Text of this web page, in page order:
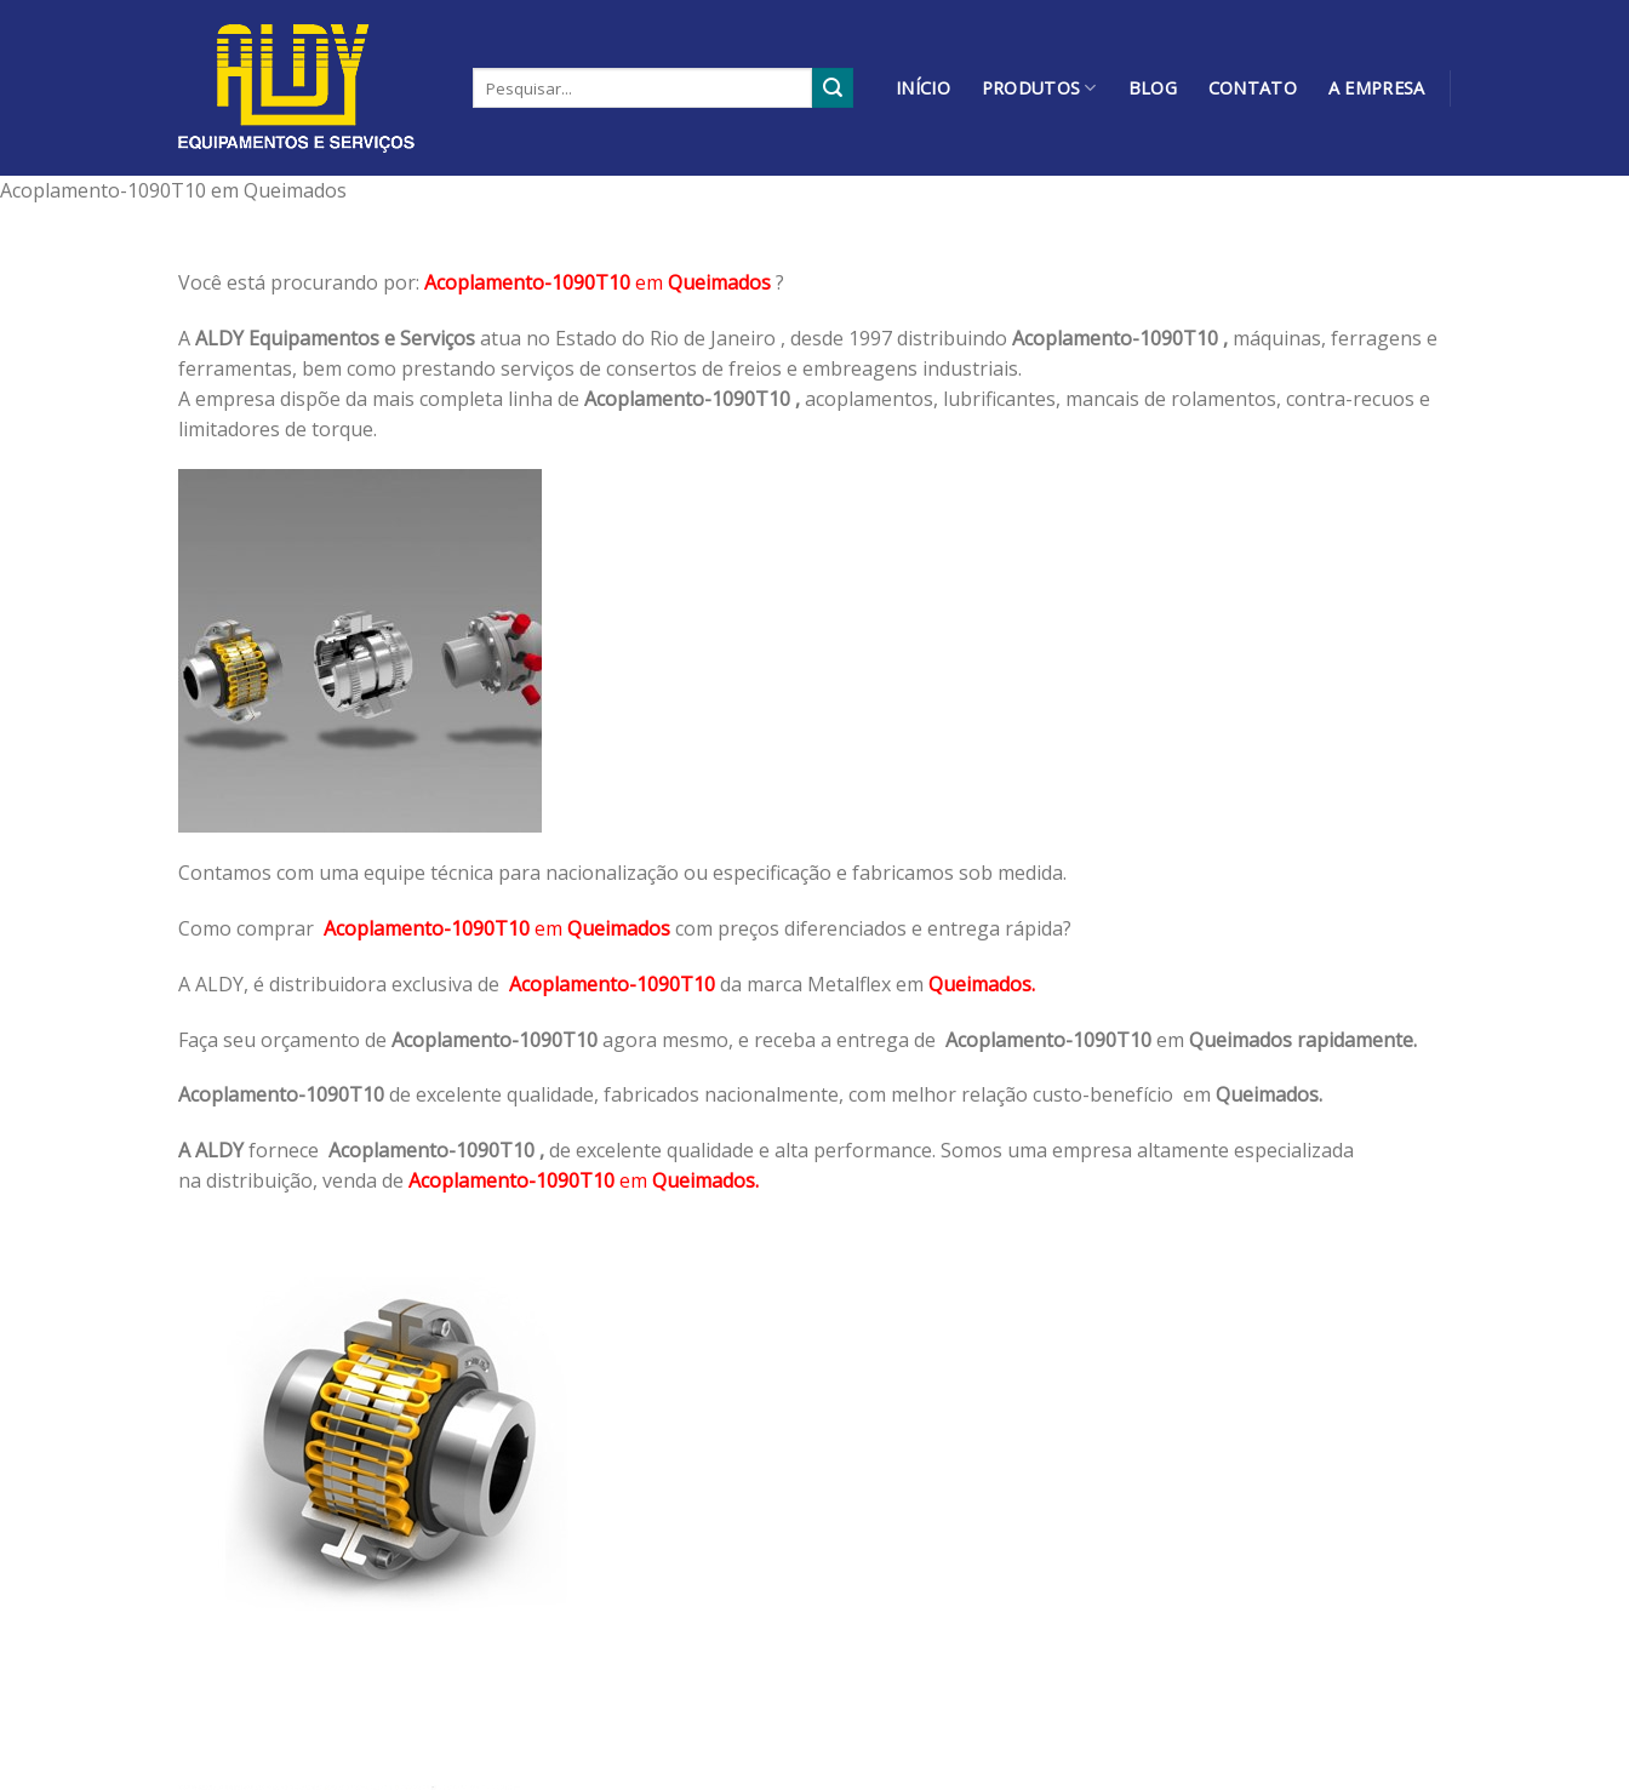
INÍCIO PRODUTOS BLOG CONTATO A EMPRESA
Acoplamento-1090T10 em Queimados
Você está procurando por: Acoplamento-1090T10em Queimados?
AALDY Equipamentos e Serviçosatua no Estado do Rio de Janeiro , desde 1997 distribuindo Acoplamento-1090T10 , máquinas, ferragens e
ferramentas, bem como prestando serviços de consertos de freios e embreagens industriais.
A empresa dispõe da mais completa linha de Acoplamento-1090T10 ,acoplamentos, lubrificantes, mancais de rolamentos, contra-recuos e
limitadores de torque.
Contamos com uma equipe técnica para nacionalização ou especificação e fabricamos sob medida.
Como comprar Acoplamento-1090T10em Queimadoscom preços diferenciados e entrega rápida?
A ALDY, é distribuidora exclusiva de Acoplamento-1090T10da marca Metalflex em Queimados.
Faça seu orçamento de Acoplamento-1090T10agora mesmo, e receba a entrega de Acoplamento-1090T10em Queimados rapidamente.
Acoplamento-1090T10de excelente qualidade, fabricados nacionalmente, com melhor relação custo-benefício em Queimados.
A ALDYfornece Acoplamento-1090T10 ,de excelente qualidade e alta performance. Somos uma empresa altamente especializada
na distribuição, venda de Acoplamento-1090T10em Queimados.